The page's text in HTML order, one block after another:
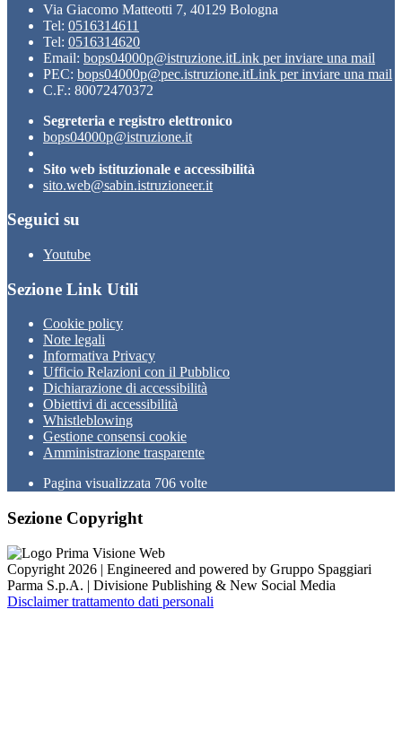
Via Giacomo Matteotti 7, 40129 Bologna
Tel: 0516314611
Tel: 0516314620
Email: bops04000p@istruzione.itLink per inviare una mail
PEC: bops04000p@pec.istruzione.itLink per inviare una mail
C.F.: 80072470372
Segreteria e registro elettronico
bops04000p@istruzione.it
Sito web istituzionale e accessibilità
sito.web@sabin.istruzioneer.it
Seguici su
Youtube
Sezione Link Utili
Cookie policy
Note legali
Informativa Privacy
Ufficio Relazioni con il Pubblico
Dichiarazione di accessibilità
Obiettivi di accessibilità
Whistleblowing
Gestione consensi cookie
Amministrazione trasparente
Pagina visualizzata 706 volte
Sezione Copyright
Copyright 2026 | Engineered and powered by Gruppo Spaggiari
Parma S.p.A. | Divisione Publishing & New Social Media
Disclaimer trattamento dati personali